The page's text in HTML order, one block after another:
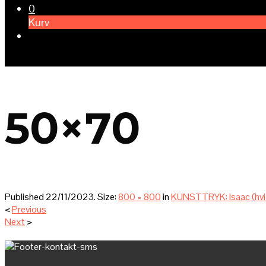
0
Kurv
50×70
Published22/11/2023. Size:800 × 800inKUNSTTRYK: Isaac
<Previous
Next>